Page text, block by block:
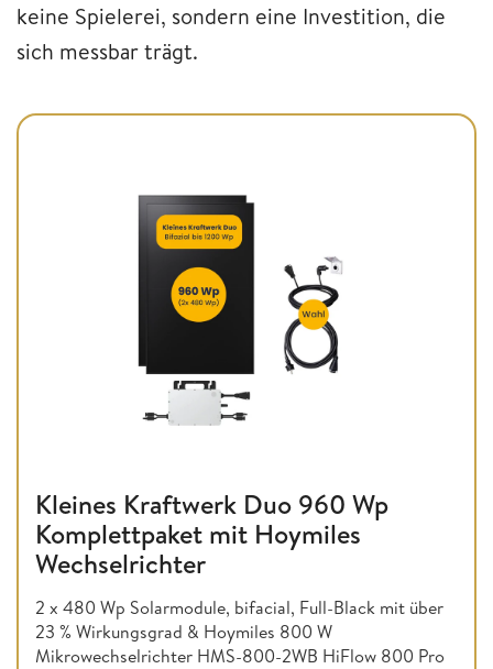
keine Spielerei, sondern eine Investition, die
sich messbar trägt.
Kleines Kraftwerk Duo 960 Wp
Komplettpaket mit Hoymiles
Wechselrichter
2 x 480 Wp Solarmodule, bifacial, Full-Black mit über
23 % Wirkungsgrad & Hoymiles 800 W
Mikrowechselrichter HMS-800-2WB HiFlow 800 Pro